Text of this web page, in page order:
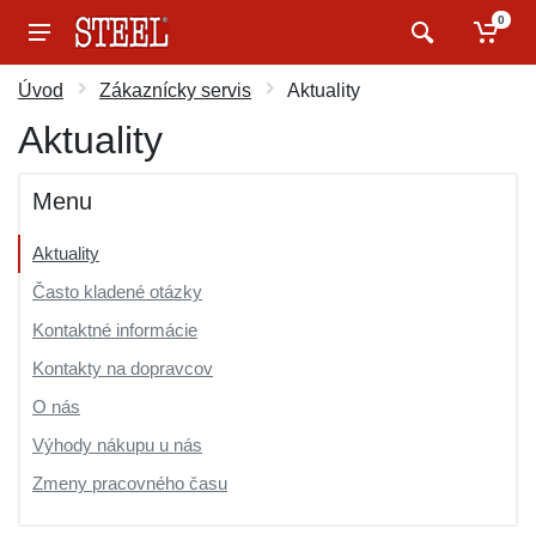
0
Úvod Zákaznícky servis Aktuality
Aktuality
Menu
Aktuality
Často kladené otázky
Kontaktné informácie
Kontakty na dopravcov
O nás
Výhody nákupu u nás
Zmeny pracovného času